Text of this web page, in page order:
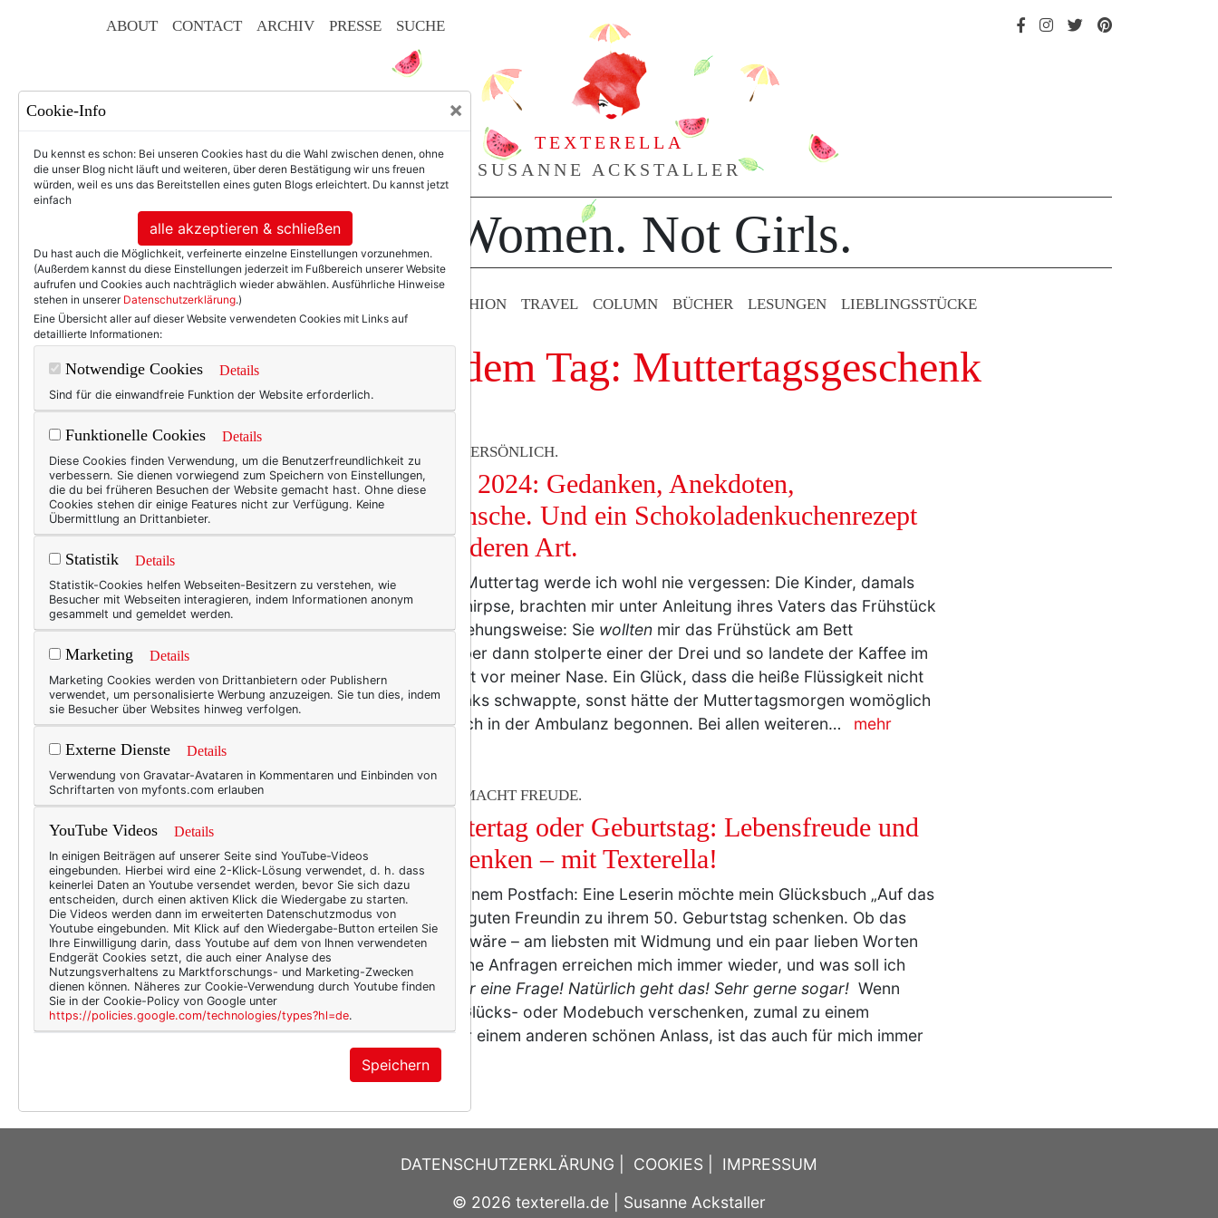
ABOUT CONTACT ARCHIV PRESSE SUCHE
TEXTERELLA
SUSANNE ACKSTALLER
For Women. Not Girls.
BEAUTY & FASHION TRAVEL COLUMN BÜCHER LESUNGEN LIEBLINGS­STÜCKE
Einträge mit dem Tag: Muttertagsgeschenk
TEXTERELLA PERSÖNLICH.
Muttertag 2024: Gedanken, Anekdoten,
Glückwünsche. Und ein Schokoladenkuchenrezept
der besonderen Art.
Diesen einen Muttertag werde ich wohl nie vergessen: Die Kinder, damals
noch kleine Knirpse, brachten mir unter Anleitung ihres Vaters das Frühstück
ans Bett. Beziehungsweise: Sie wollten mir das Frühstück am Bett
kredenzen, aber dann stolperte einer der Drei und so landete der Kaffee im
Plumeau direkt vor meiner Nase. Ein Glück, dass die heiße Flüssigkeit nicht
nach weiter links schwappte, sonst hätte der Muttertagsmorgen womöglich
mit dem Besuch in der Ambulanz begonnen. Bei allen weiteren…
mehr
TEXTERELLA MACHT FREUDE.
Zum Muttertag oder Geburtstag: Lebensfreude und
Liebe schenken – mit Texterella!
Kürzlich in meinem Postfach: Eine Leserin möchte mein Glücksbuch „Auf das
Leben!“ einer guten Freundin zu ihrem 50. Geburtstag schenken. Ob das
denn möglich wäre – am liebsten mit Widmung und ein paar lieben Worten
von mir? Solche Anfragen erreichen mich immer wieder, und was soll ich
sagen:Was für eine Frage! Natürlich geht das! Sehr gerne sogar! Wenn
Frauen mein Glücks- oder Modebuch verschenken, zumal zu einem
Ehrentag oder einem anderen schönen Anlass, ist das auch für mich immer
ein… mehr
DATENSCHUTZERKLÄRUNG COOKIES
IMPRESSUM
© 2026 texterella.de | Susanne Ackstaller
Cookie-Info ×
Du kennst es schon: Bei unseren Cookies hast du die Wahl zwischen denen, ohne
die unser Blog nicht läuft und weiteren, über deren Bestätigung wir uns freuen
würden, weil es uns das Bereitstellen eines guten Blogs erleichtert. Du kannst jetzt
einfach
alle akzeptieren & schließen
Du hast auch die Möglichkeit, verfeinerte einzelne Einstellungen vorzunehmen.
(Außerdem kannst du diese Einstellungen jederzeit im Fußbereich unserer Website
aufrufen und Cookies auch nachträglich wieder abwählen. Ausführliche Hinweise
stehen in unserer Datenschutzerklärung.)
Eine Übersicht aller auf dieser Website verwendeten Cookies mit Links auf
detaillierte Informationen:
Notwendige Cookies Details
Sind für die einwandfreie Funktion der Website erforderlich.
Funktionelle Cookies Details
Diese Cookies finden Verwendung, um die Benutzerfreundlichkeit zu
verbessern. Sie dienen vorwiegend zum Speichern von Einstellungen,
die du bei früheren Besuchen der Website gemacht hast. Ohne diese
Cookies stehen dir einige Features nicht zur Verfügung. Keine
Übermittlung an Drittanbieter.
Statistik Details
Statistik-Cookies helfen Webseiten-Besitzern zu verstehen, wie
Besucher mit Webseiten interagieren, indem Informationen anonym
gesammelt und gemeldet werden.
Marketing Details
Marketing Cookies werden von Drittanbietern oder Publishern
verwendet, um personalisierte Werbung anzuzeigen. Sie tun dies, indem
sie Besucher über Websites hinweg verfolgen.
Externe Dienste Details
Verwendung von Gravatar-Avataren in Kommentaren und Einbinden von
Schriftarten von myfonts.com erlauben
YouTube Videos Details
In einigen Beiträgen auf unserer Seite sind YouTube-Videos
eingebunden. Hierbei wird eine 2-Klick-Lösung verwendet, d. h. dass
keinerlei Daten an Youtube versendet werden, bevor Sie sich dazu
entscheiden, durch einen aktiven Klick die Wiedergabe zu starten.
Die Videos werden dann im erweiterten Datenschutzmodus von
Youtube eingebunden. Mit Klick auf den Wiedergabe-Button erteilen Sie
Ihre Einwilligung darin, dass Youtube auf dem von Ihnen verwendeten
Endgerät Cookies setzt, die auch einer Analyse des
Nutzungsverhaltens zu Marktforschungs- und Marketing-Zwecken
dienen können. Näheres zur Cookie-Verwendung durch Youtube finden
Sie in der Cookie-Policy von Google unter
https://policies.google.com/technologies/types?hl=de.
Speichern